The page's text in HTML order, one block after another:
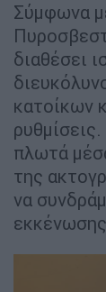
Σύμφωνα
διαθέσει
κατοίκων
πλωτά
της
να